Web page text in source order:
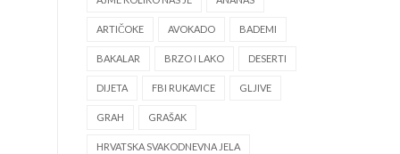
ARTIČOKE AVOKADO BADEMI
BAKALAR BRZO I LAKO DESERTI
DIJETA FBI RUKAVICE GLJIVE
GRAH GRAŠAK
HRVATSKA SVAKODNEVNA JELA